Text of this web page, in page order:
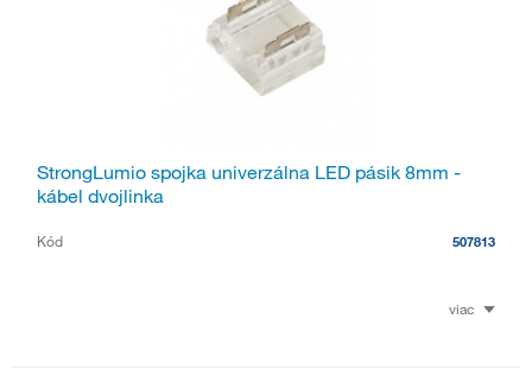
StrongLumio spojka univerzálna LED pásik 8mm -
kábel dvojlinka
Kód 507813
viac